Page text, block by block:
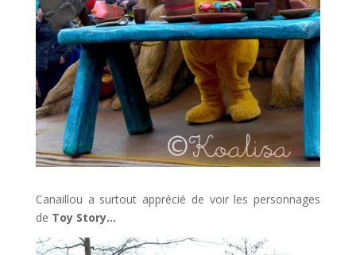
Canaillou a surtout apprécié de voir les personnages
de Toy Story…